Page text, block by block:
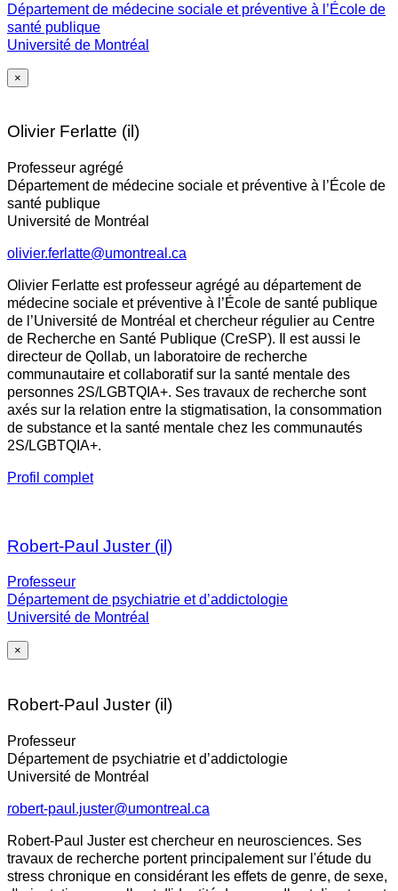
Département de médecine sociale et préventive à l’École de
santé publique
Université de Montréal
×
Olivier Ferlatte (il)
Professeur agrégé
Département de médecine sociale et préventive à l’École de
santé publique
Université de Montréal
olivier.ferlatte@umontreal.ca
Olivier Ferlatte est professeur agrégé au département de
médecine sociale et préventive à l’École de santé publique
de l’Université de Montréal et chercheur régulier au Centre
de Recherche en Santé Publique (CreSP). Il est aussi le
directeur de Qollab, un laboratoire de recherche
communautaire et collaboratif sur la santé mentale des
personnes 2S/LGBTQIA+. Ses travaux de recherche sont
axés sur la relation entre la stigmatisation, la consommation
de substance et la santé mentale chez les communautés
2S/LGBTQIA+.
Profil complet
Robert-Paul Juster (il)
Professeur
Département de psychiatrie et d’addictologie
Université de Montréal
×
Robert-Paul Juster (il)
Professeur
Département de psychiatrie et d’addictologie
Université de Montréal
robert-paul.juster@umontreal.ca
Robert-Paul Juster est chercheur en neurosciences. Ses
travaux de recherche portent principalement sur l'étude du
stress chronique en considérant les effets de genre, de sexe,